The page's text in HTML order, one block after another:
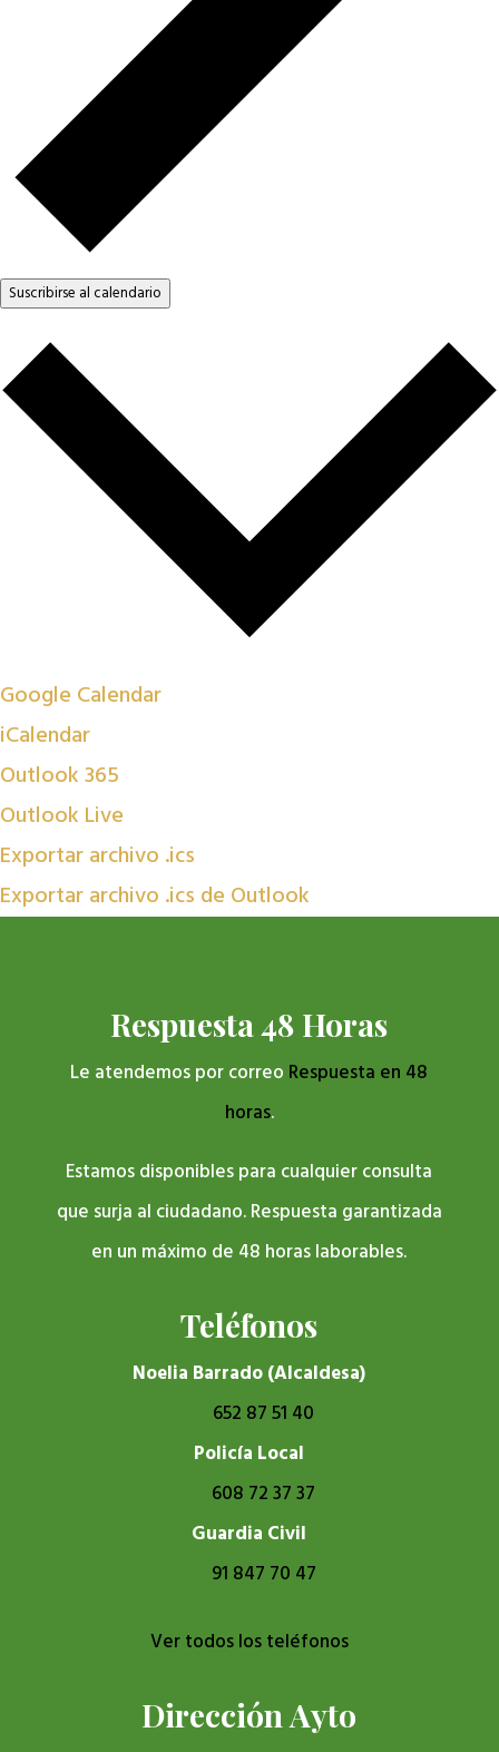
Suscribirse al calendario
Google Calendar
iCalendar
Outlook 365
Outlook Live
Exportar archivo .ics
Exportar archivo .ics de Outlook
Respuesta 48 Horas
Le atendemos por correo Respuesta en 48
horas.
Estamos disponibles para cualquier consulta
que surja al ciudadano. Respuesta garantizada
en un máximo de 48 horas laborables.
Teléfonos
Noelia Barrado (Alcaldesa)
652 87 51 40
Policía Local
608 72 37 37
Guardia Civil
91 847 70 47
Ver todos los teléfonos
Dirección Ayto